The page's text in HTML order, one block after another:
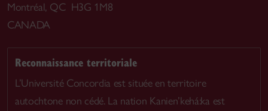
Montréal, QC H3G 1M8
CANADA
Reconnaissance territoriale
L’Université Concordia est située en territoire
autochtone non cédé. La nation Kanien’kehá:ka est